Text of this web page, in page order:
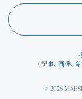
(記事、画像、
© 2026